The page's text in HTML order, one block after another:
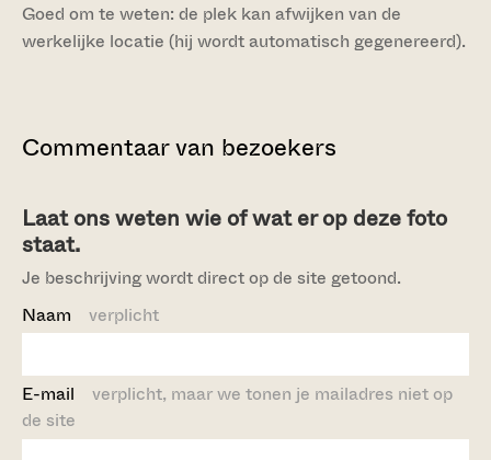
Goed om te weten: de plek kan afwijken van de
werkelijke locatie (hij wordt automatisch gegenereerd).
Commentaar van bezoekers
Laat ons weten wie of wat er op deze foto
staat.
Je beschrijving wordt direct op de site getoond.
Naam verplicht
E-mail verplicht, maar we tonen je mailadres niet op
de site